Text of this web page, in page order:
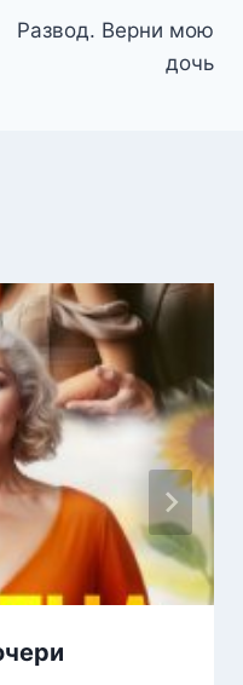
Развод. Верни мою
дочь